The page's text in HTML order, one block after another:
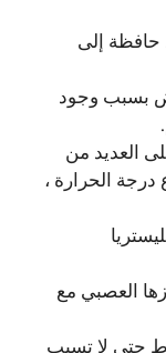
حافظة إلى
بسبب وجود
العديد من
درجة الحرارة ،
العصبي مع
حتى لا تسبب